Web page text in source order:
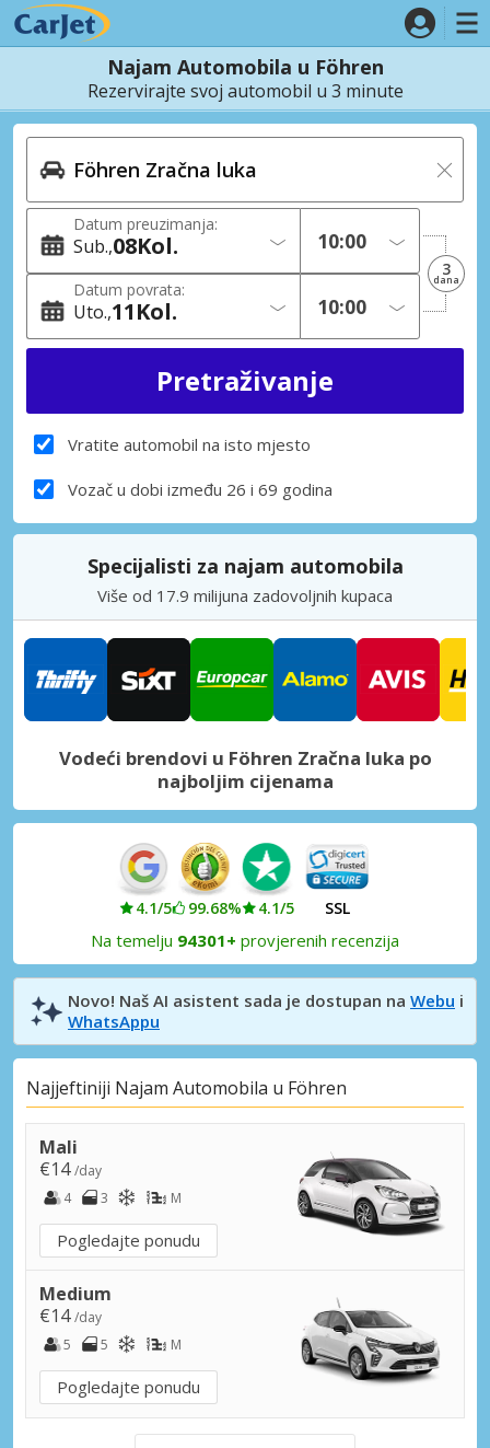
Najam Automobila u Föhren
Rezervirajte svoj automobil u 3 minute
Datum preuzimanja:
Sub. 08Kol.
Datum povrata:
Uto. 11Kol.
3
dana
Vratite automobil na isto mjesto
Vozač u dobi između 26 i 69 godina
Specijalisti za najam automobila
Više od 17.9 milijuna zadovoljnih kupaca
Vodeći brendovi u Föhren Zračna luka po
najboljim cijenama
4.1/5 99.68% 4.1/5 SSL
Na temelju 94301+ provjerenih recenzija
Novo! Naš AI asistent sada je dostupan na Webu i
WhatsAppu
Najjeftiniji Najam Automobila u Föhren
Mali
€14/day
4
3 M
Pogledajte ponudu
Medium
€14/day
5
5 M
Pogledajte ponudu